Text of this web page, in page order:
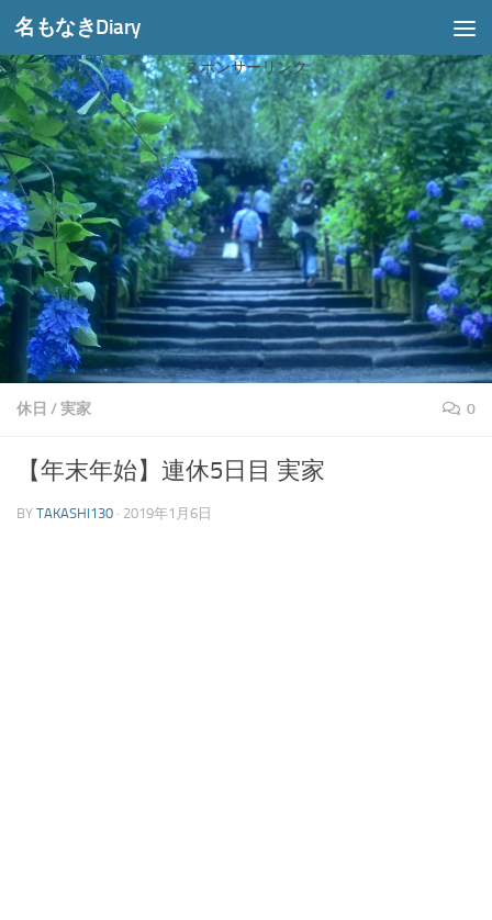
コンテンツへスキップ
名もなきDiary
スポンサーリンク
休日 /実家 0
【年末年始】連休5日目 実家
BY TAKASHI130 · 2019年1月6日